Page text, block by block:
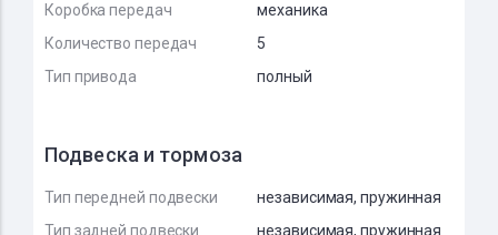
Коробка передач
механика
Количество передач
5
Тип привода
полный
Подвеска и тормоза
Тип передней подвески
независимая, пружинная
Тип задней подвески
независимая, пружинная